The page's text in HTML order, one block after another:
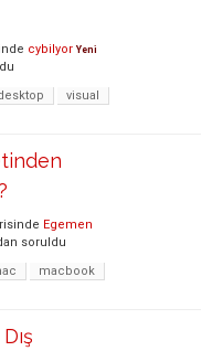
cybilyor Yeni
visual
Egemen
soruldu
macbook